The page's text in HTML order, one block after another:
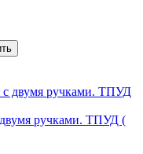
двумя ручками. ТПУД (